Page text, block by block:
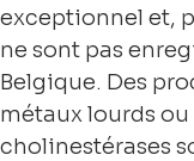
exceptionnel et,
ne sont pas
Belgique. Des
métaux lourds
cholinestérases